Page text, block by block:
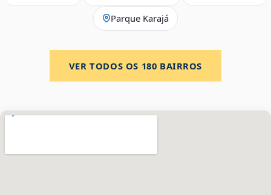
Parque Karajá
VER TODOS OS 180 BAIRROS